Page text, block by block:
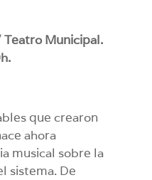
Municipal.
que crearon
ahora
musical sobre la
sistema. De